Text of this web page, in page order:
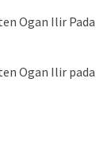
Ogan Ilir Pada
Ogan Ilir pada